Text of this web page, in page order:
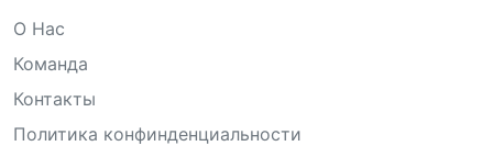
О Нас
Команда
Контакты
Политика конфинденциальности